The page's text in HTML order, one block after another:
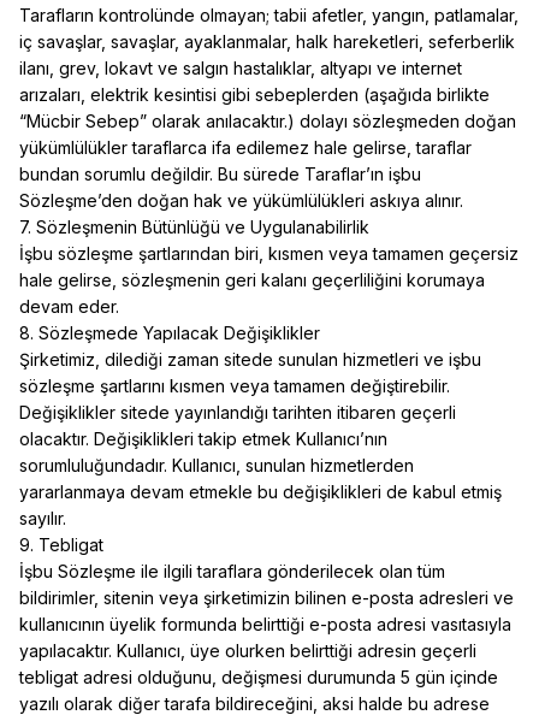
Tarafların kontrolünde olmayan; tabii afetler, yangın, patlamalar,
iç savaşlar, savaşlar, ayaklanmalar, halk hareketleri, seferberlik
ilanı, grev, lokavt ve salgın hastalıklar, altyapı ve internet
arızaları, elektrik kesintisi gibi sebeplerden (aşağıda birlikte
“Mücbir Sebep” olarak anılacaktır.) dolayı sözleşmeden doğan
yükümlülükler taraflarca ifa edilemez hale gelirse, taraflar
bundan sorumlu değildir. Bu sürede Taraflar’ın işbu
Sözleşme’den doğan hak ve yükümlülükleri askıya alınır.
7. Sözleşmenin Bütünlüğü ve Uygulanabilirlik
İşbu sözleşme şartlarından biri, kısmen veya tamamen geçersiz
hale gelirse, sözleşmenin geri kalanı geçerliliğini korumaya
devam eder.
8. Sözleşmede Yapılacak Değişiklikler
Şirketimiz, dilediği zaman sitede sunulan hizmetleri ve işbu
sözleşme şartlarını kısmen veya tamamen değiştirebilir.
Değişiklikler sitede yayınlandığı tarihten itibaren geçerli
olacaktır. Değişiklikleri takip etmek Kullanıcı’nın
sorumluluğundadır. Kullanıcı, sunulan hizmetlerden
yararlanmaya devam etmekle bu değişiklikleri de kabul etmiş
sayılır.
9. Tebligat
İşbu Sözleşme ile ilgili taraflara gönderilecek olan tüm
bildirimler, sitenin veya şirketimizin bilinen e-posta adresleri ve
kullanıcının üyelik formunda belirttiği e-posta adresi vasıtasıyla
yapılacaktır. Kullanıcı, üye olurken belirttiği adresin geçerli
tebligat adresi olduğunu, değişmesi durumunda 5 gün içinde
yazılı olarak diğer tarafa bildireceğini, aksi halde bu adrese